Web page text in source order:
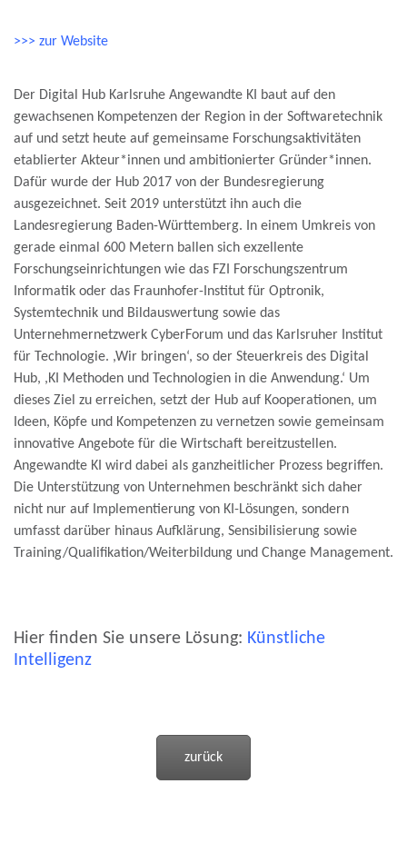
>>> zur Website
Der Digital Hub Karlsruhe Angewandte KI baut auf den
gewachsenen Kompetenzen der Region in der Softwaretechnik
auf und setzt heute auf gemeinsame Forschungsaktivitäten
etablierter Akteur*innen und ambitionierter Gründer*innen.
Dafür wurde der Hub 2017 von der Bundesregierung
ausgezeichnet. Seit 2019 unterstützt ihn auch die
Landesregierung Baden-Württemberg. In einem Umkreis von
gerade einmal 600 Metern ballen sich exzellente
Forschungseinrichtungen wie das FZI Forschungszentrum
Informatik oder das Fraunhofer-Institut für Optronik,
Systemtechnik und Bildauswertung sowie das
Unternehmernetzwerk CyberForum und das Karlsruher Institut
für Technologie. ,Wir bringen‘, so der Steuerkreis des Digital
Hub, ,KI Methoden und Technologien in die Anwendung.‘ Um
dieses Ziel zu erreichen, setzt der Hub auf Kooperationen, um
Ideen, Köpfe und Kompetenzen zu vernetzen sowie gemeinsam
innovative Angebote für die Wirtschaft bereitzustellen.
Angewandte KI wird dabei als ganzheitlicher Prozess begriffen.
Die Unterstützung von Unternehmen beschränkt sich daher
nicht nur auf Implementierung von KI-Lösungen, sondern
umfasst darüber hinaus Aufklärung, Sensibilisierung sowie
Training/Qualifikation/Weiterbildung und Change Management.
Hier finden Sie unsere Lösung: Künstliche
Intelligenz
zurück